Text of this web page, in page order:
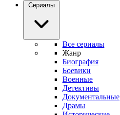
Сериалы
Все сериалы
Жанр
Биография
Боевики
Военные
Детективы
Документальные
Драмы